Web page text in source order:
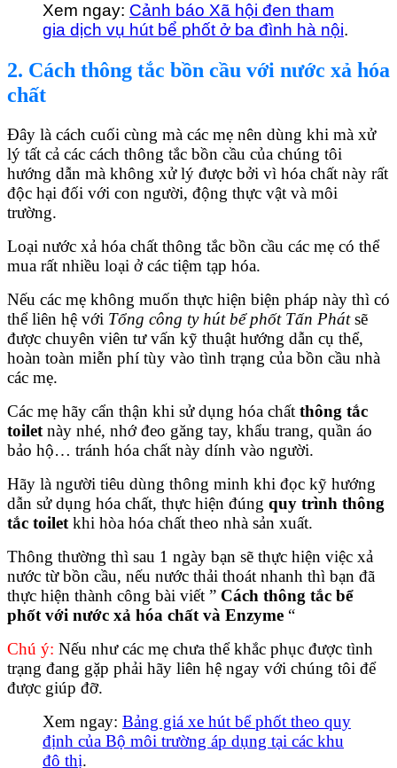
Xem ngay: Cảnh báo Xã hội đen tham
gia dịch vụ hút bể phốt ở ba đình hà nội.
2. Cách thông tắc bồn cầu với nước xả hóa
chất
Đây là cách cuối cùng mà các mẹ nên dùng khi mà xử
lý tất cả các cách thông tắc bồn cầu của chúng tôi
hướng dẫn mà không xử lý được bởi vì hóa chất này rất
độc hại đối với con người, động thực vật và môi
trường.
Loại nước xả hóa chất thông tắc bồn cầu các mẹ có thể
mua rất nhiều loại ở các tiệm tạp hóa.
Nếu các mẹ không muốn thực hiện biện pháp này thì có
thể liên hệ với Tổng công ty hút bể phốt Tấn Phátsẽ
được chuyên viên tư vấn kỹ thuật hướng dẫn cụ thể,
hoàn toàn miễn phí tùy vào tình trạng của bồn cầu nhà
các mẹ.
Các mẹ hãy cẩn thận khi sử dụng hóa chất thông tắc
toiletnày nhé, nhớ đeo găng tay, khẩu trang, quần áo
bảo hộ… tránh hóa chất này dính vào người.
Hãy là người tiêu dùng thông minh khi đọc kỹ hướng
dẫn sử dụng hóa chất, thực hiện đúng quy trình thông
tắc toiletkhi hòa hóa chất theo nhà sản xuất.
Thông thường thì sau 1 ngày bạn sẽ thực hiện việc xả
nước từ bồn cầu, nếu nước thải thoát nhanh thì bạn đã
thực hiện thành công bài viết ” Cách thông tắc bể
phốt với nước xả hóa chất và Enzyme “
Chú ý: Nếu như các mẹ chưa thể khắc phục được tình
trạng đang gặp phải hãy liên hệ ngay với chúng tôi để
được giúp đỡ.
Xem ngay: Bảng giá xe hút bể phốt theo quy
định của Bộ môi trường áp dụng tại các khu
đô thị.